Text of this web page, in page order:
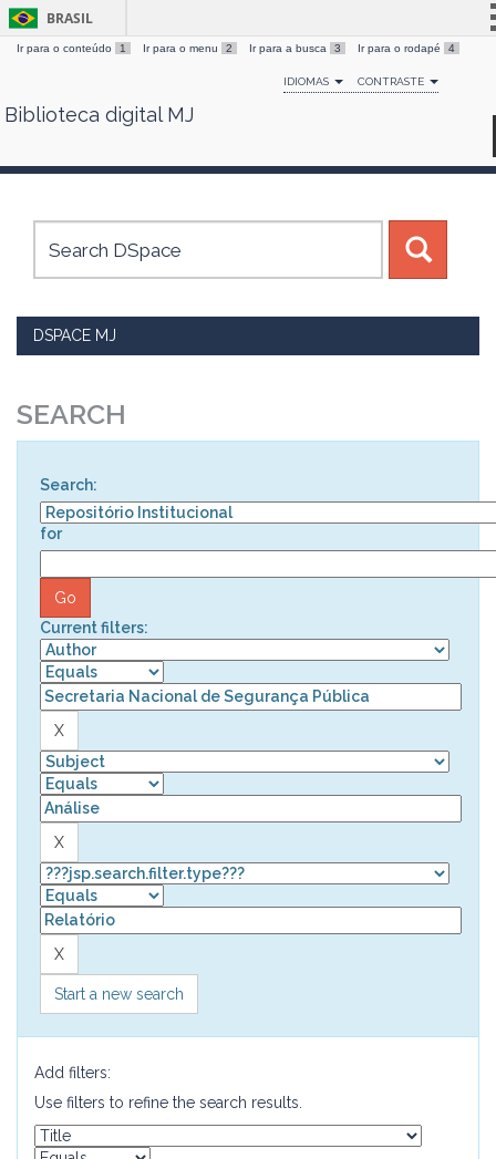
Skip
BRASIL
Simplifique!
Comunica BR
Canais
Ir para o conteúdo 1 Ir para o menu 2 Ir para a busca 3 Ir para o rodapé 4
IDIOMAS CONTRASTE
Biblioteca digital MJ
DSPACE MJ
SEARCH
Search:
for
Current filters:
Start a new search
Add filters:
Use filters to refine the search results.